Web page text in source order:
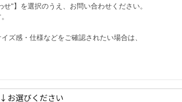
"】を選択のうえ、お問い合わせください。
ズ感・仕様などをご確認されたい場合は、